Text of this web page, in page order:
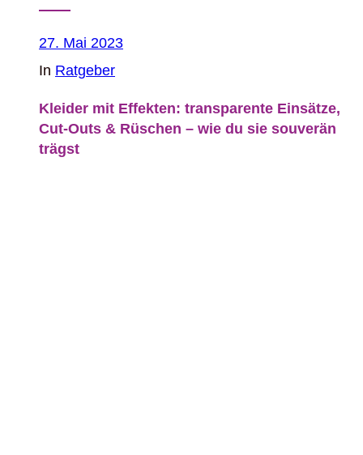
27. Mai 2023
In Ratgeber
Kleider mit Effekten: transparente Einsätze,
Cut‑Outs & Rüschen – wie du sie souverän
trägst